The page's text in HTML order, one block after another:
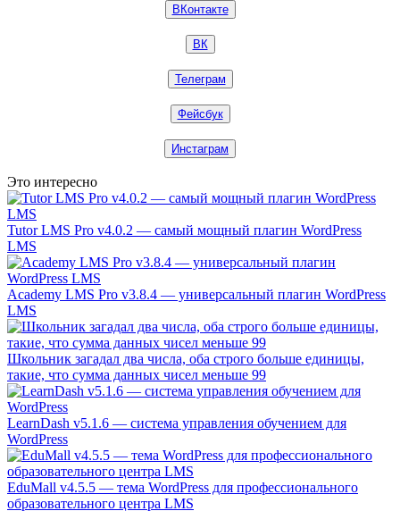
ВКонтакте
ВК
Телеграм
Фейсбук
Инстаграм
Это интересно
Tutor LMS Pro v4.0.2 — самый мощный плагин WordPress
LMS
Academy LMS Pro v3.8.4 — универсальный плагин WordPress
LMS
Школьник загадал два числа, оба строго больше единицы,
такие, что сумма данных чисел меньше 99
LearnDash v5.1.6 — система управления обучением для
WordPress
EduMall v4.5.5 — тема WordPress для профессионального
образовательного центра LMS